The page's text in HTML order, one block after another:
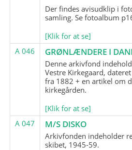
Der findes avisudklip i
samling. Se fotoalbum
[Klik for at se]
A 046
GRØNLÆNDERE I
Denne arkivfond
Vestre Kirkegaard,
fra 1882 + en artikel om
kirkegården.
[Klik for at se]
A 047
M/S DISKO
Arkivfonden indeholder
skibet, 1945-59.